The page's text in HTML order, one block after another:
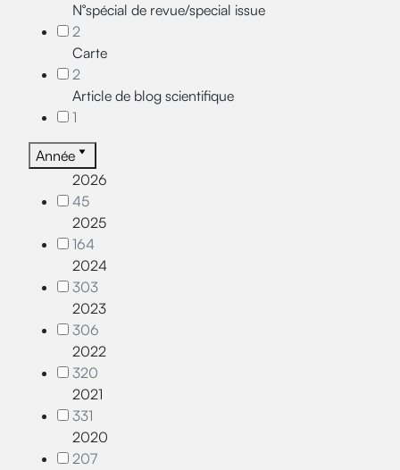
N°spécial de revue/special issue
2
Carte
2
Article de blog scientifique
1
Année
2026
45
2025
164
2024
303
2023
306
2022
320
2021
331
2020
207